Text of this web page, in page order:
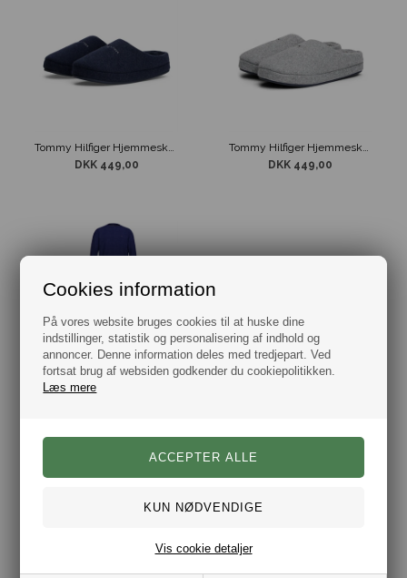
Cookies information
På vores website bruges cookies til at huske dine
indstillinger, statistik og personalisering af indhold og
annoncer. Denne information deles med tredjepart. Ved
fortsat brug af websiden godkender du cookiepolitikken.
Læs mere
Vis cookie detaljer
DKK 449,00
DKK 449,00
Gør dit hjem til et tilflugtssted af afslapning med vores